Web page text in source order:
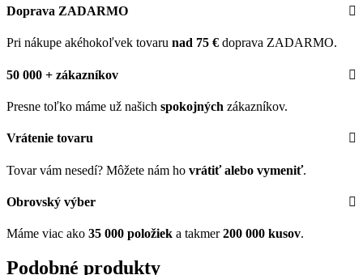
Doprava ZADARMO
Pri nákupe akéhokoľvek tovaru nad 75 € doprava ZADARMO.
50 000 + zákazníkov
Presne toľko máme už našich spokojných zákazníkov.
Vrátenie tovaru
Tovar vám nesedí? Môžete nám ho vrátiť alebo vymeniť.
Obrovský výber
Máme viac ako 35 000 položiek a takmer200 000 kusov.
Podobné produkty